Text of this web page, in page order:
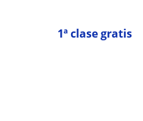
1ª clase gratis